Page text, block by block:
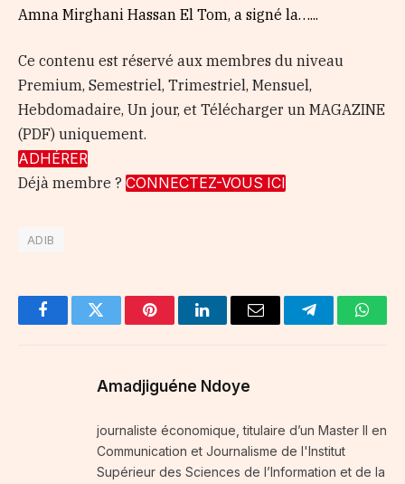
Amna Mirghani Hassan El Tom, a signé la…...
Ce contenu est réservé aux membres du niveau
Premium, Semestriel, Trimestriel, Mensuel,
Hebdomadaire, Un jour, et Télécharger un MAGAZINE
(PDF) uniquement.
ADHÉRER
Déjà membre ? CONNECTEZ-VOUS ICI
ADIB
FacebookTwitter PinterestLinkedInEmail Telegram
Amadjiguéne Ndoye
journaliste économique, titulaire d’un Master II en
Communication et Journalisme de l'Institut
Supérieur des Sciences de l’Information et de la